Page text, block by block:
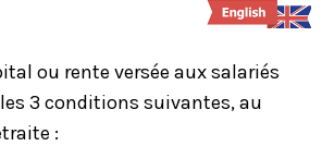
ou rente versée aux salariés
3 conditions suivantes, au
: